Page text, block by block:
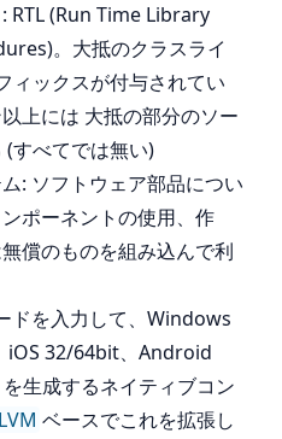
RTL (Run Time Library
。大抵のクラスライ
ィックスが付与されてい
上には 大抵の部分のソー
すべてでは無い)
: ソフトウェア部品につい
ポーネントの使用、作
償のものを組み込んで利
ドを入力して、Windows
iOS 32/64bit、Android
生成するネイティブコン
ベースでこれを拡張し